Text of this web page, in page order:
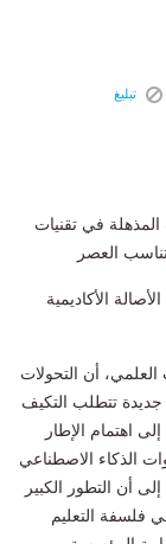
تبليغ
المذهلة في تقنيات
العصر
الأكاديمية
العلمي، أن التحولات
جديدة تتطلب التكيف
اهتمام الإطار
الذكاء الاصطناعي
أن التطور الكبير
فلسفة التعليم